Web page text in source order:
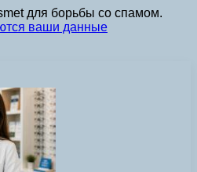
для борьбы со спамом.
ваши данные